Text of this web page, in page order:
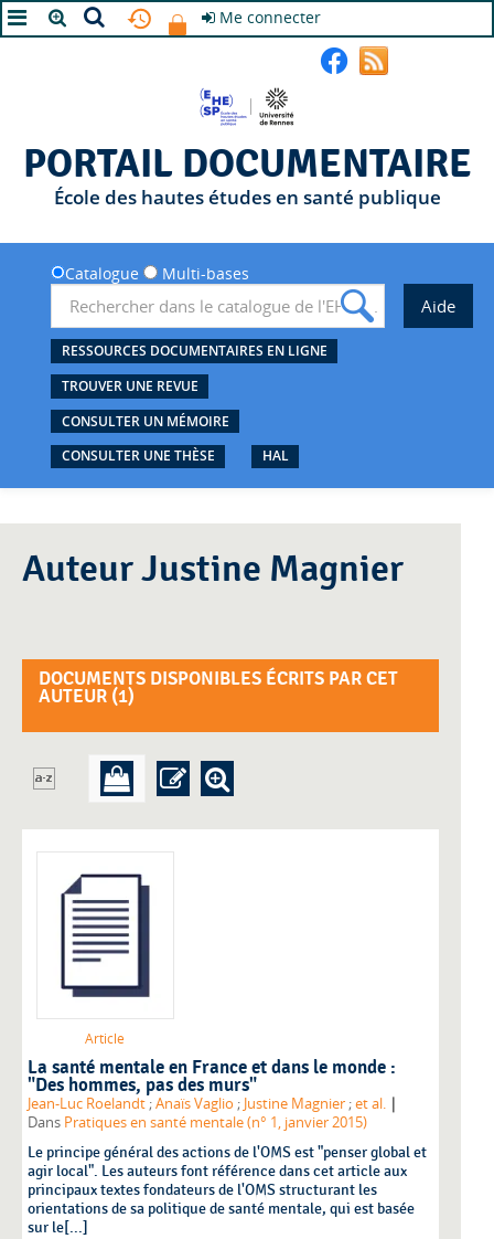
Me connecter
PORTAIL DOCUMENTAIRE
École des hautes études en santé publique
Catalogue Multi-bases
RESSOURCES DOCUMENTAIRES EN LIGNE
TROUVER UNE REVUE
CONSULTER UN MÉMOIRE
CONSULTER UNE THÈSE
HAL
Auteur Justine Magnier
DOCUMENTS DISPONIBLES ÉCRITS PAR CET
AUTEUR (1)
Article
La santé mentale en France et dans le monde :
"Des hommes, pas des murs"
Jean-Luc Roelandt ;Anaïs Vaglio ; Justine Magnier ;et al. |
Dans Pratiques en santé mentale (n° 1, janvier 2015)
Le principe général des actions de l'OMS est "penser global et
agir local". Les auteurs font référence dans cet article aux
principaux textes fondateurs de l'OMS structurant les
orientations de sa politique de santé mentale, qui est basée
sur le[...]